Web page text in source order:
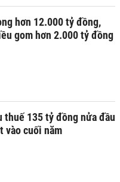
hơn 12.000 tỷ đồng,
gom hơn 2.000 tỷ đồng
thuế 135 tỷ đồng nửa đầu
vào cuối năm